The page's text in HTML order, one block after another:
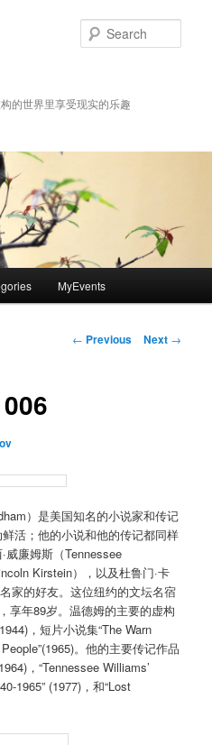
的世界里享受现实的乐趣
MyEvents
Post
← Previous Next →
）是美国知名的小说家和传记
活；他的小说和他的传记都同样
威廉姆斯（Tennessee
Kirstein），以及杜鲁门·卡
家的好友。这位纽约的文坛名宿
享年89岁。温德姆的主要的虚构
，短片小说集“The Warn
。他的主要传记作品
，“Tennessee Williams’
1965” (1977)，和“Lost